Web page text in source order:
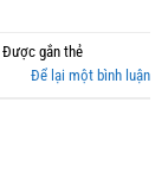
Được gắn thẻ
Để lại một bình luận